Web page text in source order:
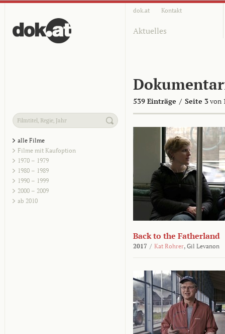
dok.at Kontakt
Aktuelles
539 Einträge / Seite 3von
alle Filme
Filme mit Kaufoption
1970 – 1979
1980 – 1989
1990 – 1999
2000 – 2009
ab 2010
Back to the Fatherland
2017 / Kat Rohrer, Gil Levanon